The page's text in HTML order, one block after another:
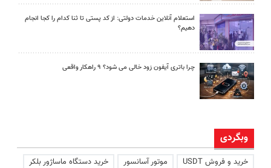
استعلام آنلاین خدمات دولتی: از کد پستی تا ثنا کدام را کجا انجام
دهیم؟
چرا باتری آیفون زود خالی می شود؟ ۹ راهکار واقعی
وبگردی
خرید و فروش USDT موتور آسانسور
خرید دستگاه ماساژور بلکر